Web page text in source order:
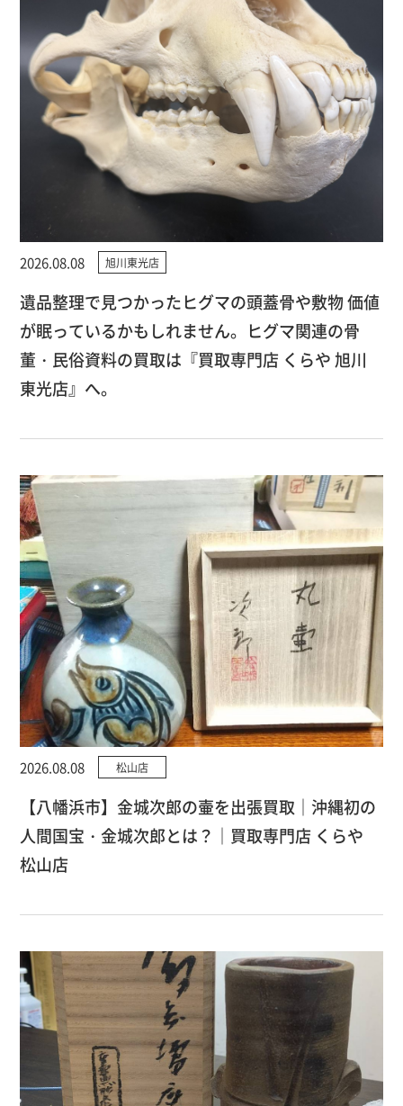
2026.08.08 旭川東光店
遺品整理で見つかったヒグマの頭蓋骨や敷物 価値
が眠っているかもしれません。ヒグマ関連の骨
董・民俗資料の買取は『買取専門店 くらや 旭川
東光店』へ。
2026.08.08 松山店
【八幡浜市】金城次郎の壷を出張買取｜沖縄初の
人間国宝・金城次郎とは？｜買取専門店 くらや
松山店